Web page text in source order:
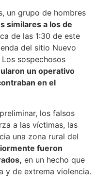
un grupo de hombres
similares a los de
de las 1:30 de este
del sitio Nuevo
sospechosos
un operativo
en el
los falsos
a las víctimas, las
una zona rural del
fueron
en un hecho que
y de extrema violencia.